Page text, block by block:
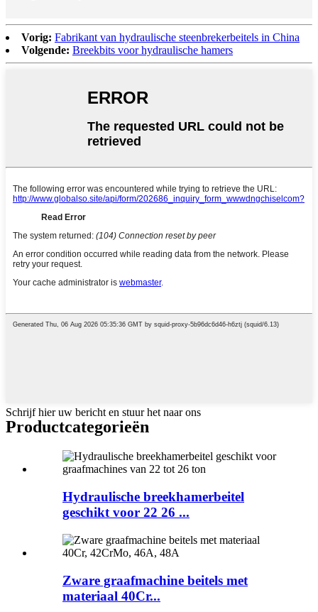
Vorig: Fabrikant van hydraulische steenbrekerbeitels in China
Volgende: Breekbits voor hydraulische hamers
Schrijf hier uw bericht en stuur het naar ons
Productcategorieën
Hydraulische breekhamerbeitel
geschikt voor 22 26 ...
Zware graafmachine beitels met
materiaal 40Cr...